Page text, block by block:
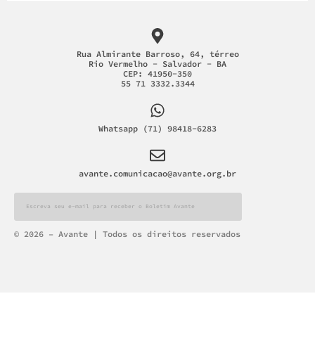
Rua Almirante Barroso, 64, térreo
Rio Vermelho - Salvador - BA
CEP: 41950-350
55 71 3332.3344
Whatsapp (71) 98418-6283
avante.comunicacao@avante.org.br
Alternative:
© 2026 – Avante | Todos os direitos reservados